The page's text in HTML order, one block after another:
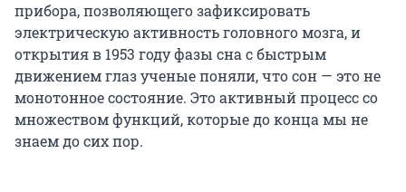
прибора, позволяющего зафиксировать
электрическую активность головного мозга, и
открытия в 1953 году фазы сна с быстрым
движением глаз ученые поняли, что сон — это не
монотонное состояние. Это активный процесс со
множеством функций, которые до конца мы не
знаем до сих пор.